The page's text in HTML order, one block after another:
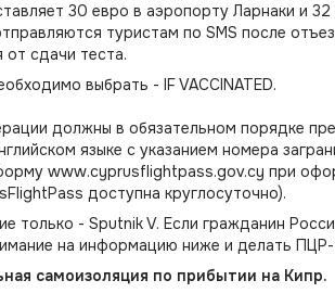
30 евро в аэропорту Ларнаки и
туристам по SMS после
сдачи теста.
выбрать - IF VACCINATED.
должны в обязательном порядке
языке с указанием номера
www.cyprusflightpass.gov.cy при
доступна круглосуточно).
только - Sputnik V. Если гражданин
на информацию ниже и делать ПЦР-
самоизоляция по прибытии на Кипр.